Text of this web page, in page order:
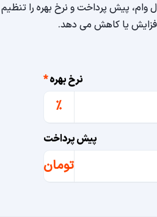
وام، پیش پرداخت و نرخ بهره را تنظیم
افزایش یا کاهش می دهد.
نرخ بهره*
%
پیش پرداخت
تومان